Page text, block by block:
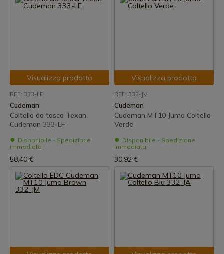
Visualizza prodotto
REF: 333-LF
Cudeman
Coltello da tasca Texan
Cudeman 333-LF
Disponibile - Spedizione
immediata
58,40 €
Visualizza prodotto
REF: 332-JV
Cudeman
Cudeman MT10 Juma Coltello
Verde
Disponibile - Spedizione
immediata
30,92 €